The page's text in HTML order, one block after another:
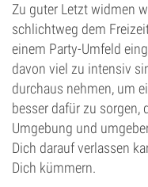
Zu guter Letzt widmen
schlichtweg dem
einem Party-Umfeld
davon viel zu intensiv
durchaus nehmen, um
besser dafür zu sorgen,
Umgebung und
Dich darauf verlassen
Dich kümmern.